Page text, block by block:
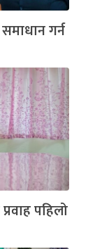
गर्न
पहिलो